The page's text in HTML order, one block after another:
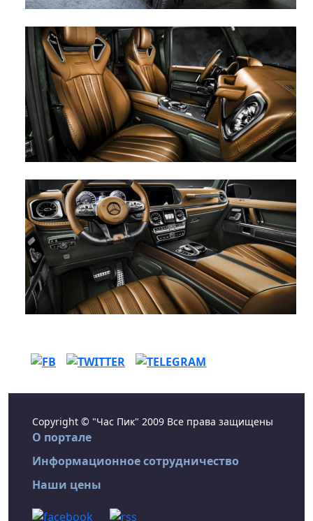
Copyright © "Час Пик" 2009 Все права защищены
О портале
Информационное сотрудничество
Наши цены